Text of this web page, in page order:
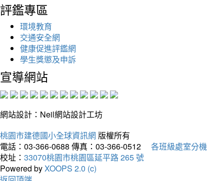
評鑑專區
環境教育
交通安全網
健康促進評鑑網
學生獎懲及申訴
宣導網站
網站設計：Neil網站設計工坊
桃園市建德國小全球資訊網 版權所有
電話：03-366-0688 傳真：03-366-0512
各班級處室分機
校址： 33070桃園市桃園區延平路 265 號
Powered byXOOPS 2.0 (c)